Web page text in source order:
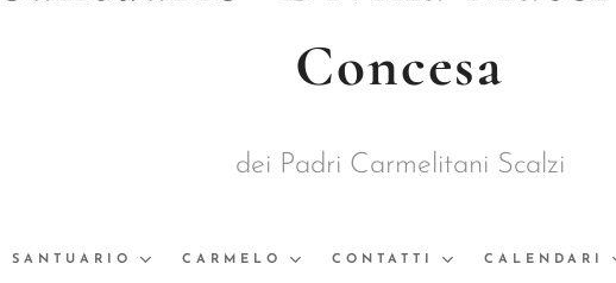
Concesa
dei Padri Carmelitani Scalzi
SANTUARIO CARMELO CONTATTI CALENDARI